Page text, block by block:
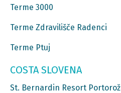
Terme 3000
Terme Zdravilišče Radenci
Terme Ptuj
COSTA SLOVENA
St. Bernardin Resort Portorož